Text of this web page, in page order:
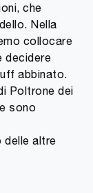
che
Nella
collocare
decidere
abbinato.
Poltrone dei
sono
delle altre